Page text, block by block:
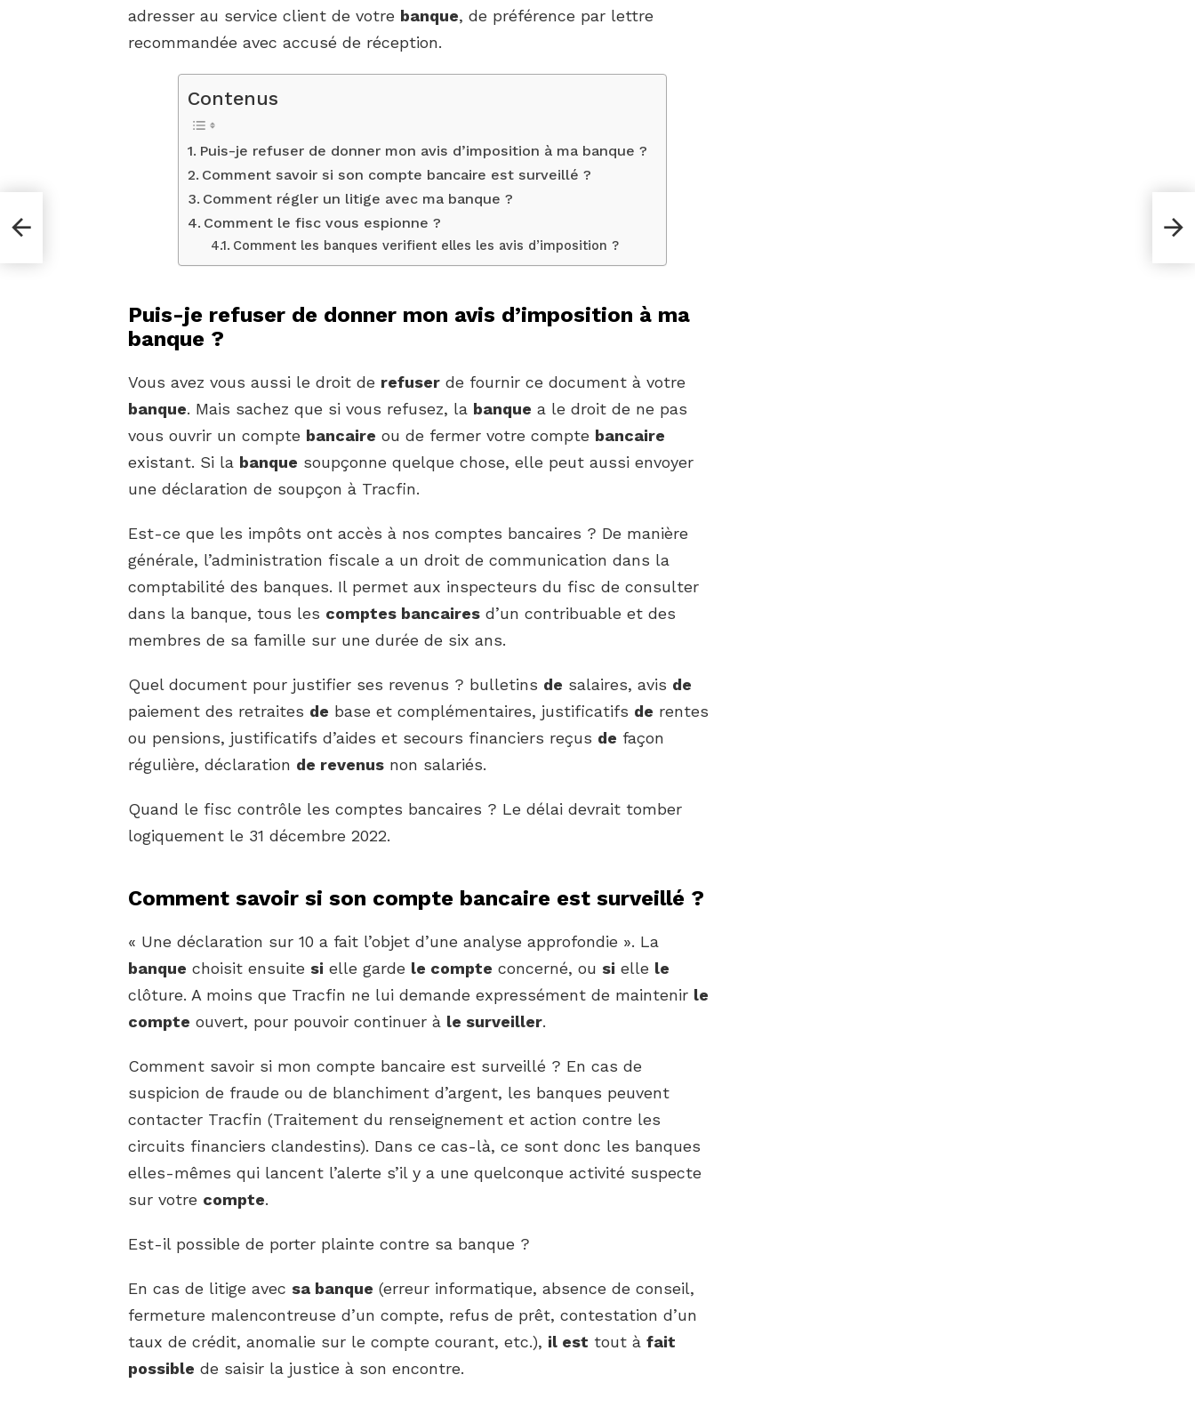
adresser au service client de votre banque, de préférence par lettre
recommandée avec accusé de réception.
Contenus
Puis-je refuser de donner mon avis d’imposition à ma banque ?
Comment savoir si son compte bancaire est surveillé ?
Comment régler un litige avec ma banque ?
Comment le fisc vous espionne ?
Comment les banques verifient elles les avis d’imposition ?
Puis-je refuser de donner mon avis d’imposition à ma
banque ?
Vous avez vous aussi le droit de refuser de fournir ce document à votre
banque. Mais sachez que si vous refusez, la banque a le droit de ne pas
vous ouvrir un compte bancaire ou de fermer votre compte bancaire
existant. Si la banque soupçonne quelque chose, elle peut aussi envoyer
une déclaration de soupçon à Tracfin.
Est-ce que les impôts ont accès à nos comptes bancaires ? De manière
générale, l’administration fiscale a un droit de communication dans la
comptabilité des banques. Il permet aux inspecteurs du fisc de consulter
dans la banque, tous les comptes bancaires d’un contribuable et des
membres de sa famille sur une durée de six ans.
Quel document pour justifier ses revenus ? bulletins de salaires, avis de
paiement des retraites de base et complémentaires, justificatifs de rentes
ou pensions, justificatifs d’aides et secours financiers reçus de façon
régulière, déclaration de revenus non salariés.
Quand le fisc contrôle les comptes bancaires ? Le délai devrait tomber
logiquement le 31 décembre 2022.
Comment savoir si son compte bancaire est surveillé ?
« Une déclaration sur 10 a fait l’objet d’une analyse approfondie ». La
banque choisit ensuite si elle garde le compte concerné, ou si elle le
clôture. A moins que Tracfin ne lui demande expressément de maintenir le
compte ouvert, pour pouvoir continuer à le surveiller.
Comment savoir si mon compte bancaire est surveillé ? En cas de
suspicion de fraude ou de blanchiment d’argent, les banques peuvent
contacter Tracfin (Traitement du renseignement et action contre les
circuits financiers clandestins). Dans ce cas-là, ce sont donc les banques
elles-mêmes qui lancent l’alerte s’il y a une quelconque activité suspecte
sur votre compte.
Est-il possible de porter plainte contre sa banque ?
En cas de litige avec sa banque (erreur informatique, absence de conseil,
fermeture malencontreuse d’un compte, refus de prêt, contestation d’un
taux de crédit, anomalie sur le compte courant, etc.), il est tout à fait
possible de saisir la justice à son encontre.